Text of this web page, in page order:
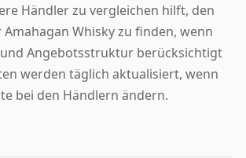
Händler zu vergleichen hilft, den
Whisky zu finden, wenn
Angebotsstruktur berücksichtigt
werden täglich aktualisiert, wenn
bei den Händlern ändern.